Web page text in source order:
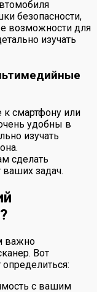
безопасности,
возможности для
изучать
смартфону или
удобны в
изучать
сделать
задач.
важно
Вот
с вашим